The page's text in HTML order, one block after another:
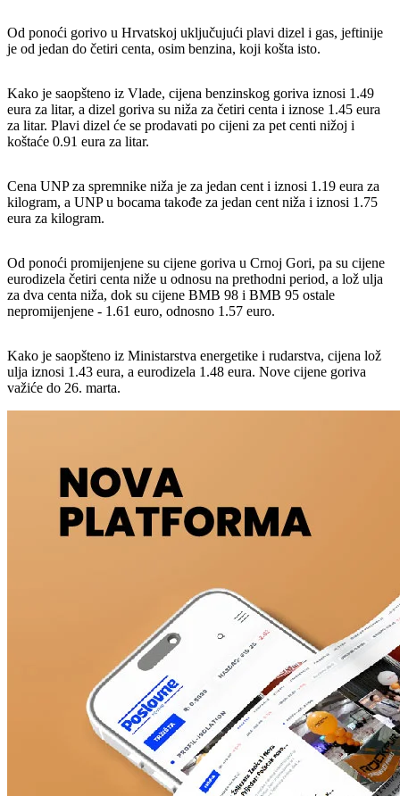
Od ponoći gorivo u Hrvatskoj uključujući plavi dizel i gas, jeftinije
je od jedan do četiri centa, osim benzina, koji košta isto.
Kako je saopšteno iz Vlade, cijena benzinskog goriva iznosi 1.49
eura za litar, a dizel goriva su niža za četiri centa i iznose 1.45 eura
za litar. Plavi dizel će se prodavati po cijeni za pet centi nižoj i
koštaće 0.91 eura za litar.
Cena UNP za spremnike niža je za jedan cent i iznosi 1.19 eura za
kilogram, a UNP u bocama takođe za jedan cent niža i iznosi 1.75
eura za kilogram.
Od ponoći promijenjene su cijene goriva u Crnoj Gori, pa su cijene
eurodizela četiri centa niže u odnosu na prethodni period, a lož ulja
za dva centa niža, dok su cijene BMB 98 i BMB 95 ostale
nepromijenjene - 1.61 euro, odnosno 1.57 euro.
Kako je saopšteno iz Ministarstva energetike i rudarstva, cijena lož
ulja iznosi 1.43 eura, a eurodizela 1.48 eura. Nove cijene goriva
važiće do 26. marta.